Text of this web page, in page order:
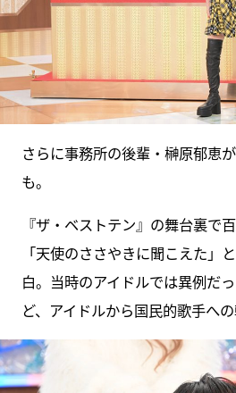
さらに事務所の後輩・榊原郁恵
も。
『ザ・ベストテン』の舞台裏で
「天使のささやきに聞こえた」
白。当時のアイドルでは異例だ
ど、アイドルから国民的歌手への